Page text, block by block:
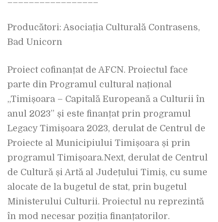
Producători: Asociația Culturală Contrasens,
Bad Unicorn
Proiect cofinanțat de AFCN. Proiectul face
parte din Programul cultural național
„Timișoara – Capitală Europeană a Culturii în
anul 2023” și este finanțat prin programul
Legacy Timișoara 2023, derulat de Centrul de
Proiecte al Municipiului Timișoara și prin
programul Timișoara.Next, derulat de Centrul
de Cultură și Artă al Județului Timiș, cu sume
alocate de la bugetul de stat, prin bugetul
Ministerului Culturii. Proiectul nu reprezintă
în mod necesar poziția finanțatorilor.